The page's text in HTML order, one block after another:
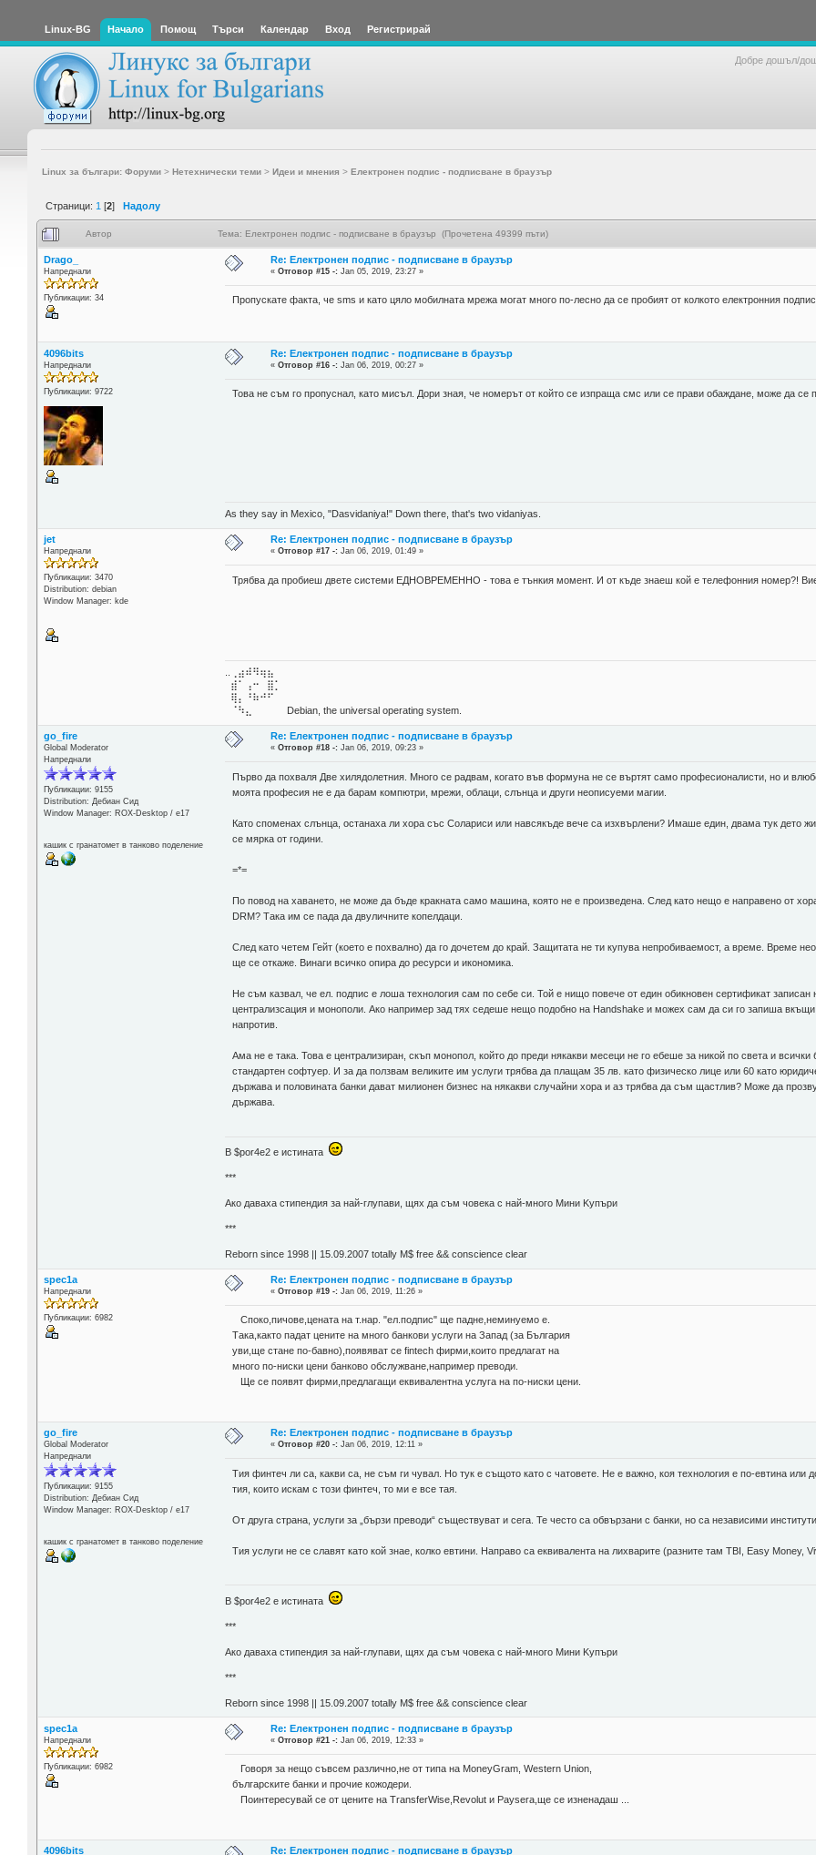
Linux-BG Начало Помощ Търси Календар Вход Регистрирай
Добре дошъл/
Linux за българи: Форуми> Нетехнически теми> Идеи и мнения > Електронен подпис - подписване в браузър
Страници: 1 [2] Надолу
Автор Тема: Електронен подпис - подписване в браузър (Прочетена 49399 пъти)
Drago_
Напреднали
Публикации: 34
Re: Електронен подпис - подписване в браузър
«Отговор #15 -: Jan 05, 2019, 23:27 »
Пропускате факта, че sms и като цяло мобилната мрежа могат много по-лесно да се пробият от колкото електронния
4096bits
Напреднали
Публикации: 9722
Re: Електронен подпис - подписване в браузър
«Отговор #16 -: Jan 06, 2019, 00:27 »
Това не съм го пропуснал, като мисъл. Дори зная, че номерът от който се изпраща смс или се прави обаждане, може да
As they say in Mexico, "Dasvidaniya!" Down there, that's two vidaniyas.
jet
Напреднали
Публикации: 3470
Distribution: debian
Window Manager: kde
Re: Електронен подпис - подписване в браузър
«Отговор #17 -: Jan 06, 2019, 01:49 »
Трябва да пробиеш двете системи ЕДНОВРЕМЕННО - това е тънкия момент. И от къде знаеш кой е телефонния номер?! Вие
..⢀⣴⠾⠻⢶⣦⠀
⣾⠁⢠⠒⠀⣿⡁
⢿⡄⠘⠷⠚⠋
⠈⠳⣄⠀⠀⠀⠀ Debian, the universal operating system.
go_fire
Global Moderator
Напреднали
Публикации: 9155
Distribution: Дебиан Сид
Window Manager: ROX-Desktop / е17
кашик с гранатомет в танково поделение
Re: Електронен подпис - подписване в браузър
«Отговор #18 -: Jan 06, 2019, 09:23 »
Първо да похваля Две хилядолетния. Много се радвам, когато във формуна не се въртят само професионалисти, но и
моята професия не е да барам компютри, мрежи, облаци, слънца и други неописуеми магии.
Като споменах слънца, останаха ли хора със Солариси или навсякъде вече са изхвърлени? Имаше един, двама тук дето
се мярка от години.
=*=
По повод на хаването, не може да бъде кракната само машина, която не е произведена. След като нещо е направено от
DRM? Така им се пада да двуличните копелдаци.
След като четем Гейт (което е похвално) да го дочетем до край. Защитата не ти купува непробиваемост, а време. Време
ще се откаже. Винаги всичко опира до ресурси и икономика.
Не съм казвал, че ел. подпис е лоша технология сам по себе си. Той е нищо повече от един обикновен сертификат
централизсация и монополи. Ако например зад тях седеше нещо подобно на Handshake и можех сам да си го запиша
напротив.
Ама не е така. Това е централизиран, скъп монопол, който до преди някакви месеци не го ебеше за никой по света и
стандартен софтуер. И за да ползвам великите им услуги трябва да плащам 35 лв. като физическо лице или 60 като
държава и половината банки дават милионен бизнес на някакви случайни хора и аз трябва да съм щастлив? Може да
държава.
В $por4e2 e истината
***
Aко даваха стипендия за най-глупави, щях да съм човека с най-много Mини Kупъри
***
Reborn since 1998 || 15.09.2007 totally М$ free && conscience clear
spec1a
Напреднали
Публикации: 6982
Re: Електронен подпис - подписване в браузър
«Отговор #19 -: Jan 06, 2019, 11:26 »
Споко,пичове,цената на т.нар. "ел.подпис" ще падне,неминуемо е.
Така,както падат цените на много банкови услуги на Запад (за България
уви,ще стане по-бавно),появяват се fintech фирми,които предлагат на
много по-ниски цени банково обслужване,например преводи.
Ще се появят фирми,предлагащи еквивалентна услуга на по-ниски цени.
go_fire
Global Moderator
Напреднали
Публикации: 9155
Distribution: Дебиан Сид
Window Manager: ROX-Desktop / е17
кашик с гранатомет в танково поделение
Re: Електронен подпис - подписване в браузър
«Отговор #20 -: Jan 06, 2019, 12:11 »
Тия финтеч ли са, какви са, не съм ги чувал. Но тук е същото като с чатовете. Не е важно, коя технология е по-евтина или
тия, които искам с този финтеч, то ми е все тая.
От друга страна, услуги за „бързи преводи“ съществуват и сега. Те често са обвързани с банки, но са независими
Тия услуги не се славят като кой знае, колко евтини. Направо са еквивалента на лихварите (разните там TBI, Easy Money,
В $por4e2 e истината
***
Aко даваха стипендия за най-глупави, щях да съм човека с най-много Mини Kупъри
***
Reborn since 1998 || 15.09.2007 totally М$ free && conscience clear
spec1a
Напреднали
Публикации: 6982
Re: Електронен подпис - подписване в браузър
«Отговор #21 -: Jan 06, 2019, 12:33 »
Говоря за нещо съвсем различно,не от типа на MoneyGram, Western Union,
българските банки и прочие кожодери.
Поинтересувай се от цените на ТransferWise,Revolut и Paysera,ще се изненадаш ...
4096bits Re: Електронен подпис - подписване в браузър